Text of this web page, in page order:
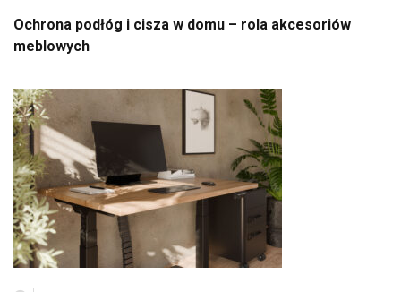
Ochrona podłóg i cisza w domu – rola akcesoriów
meblowych